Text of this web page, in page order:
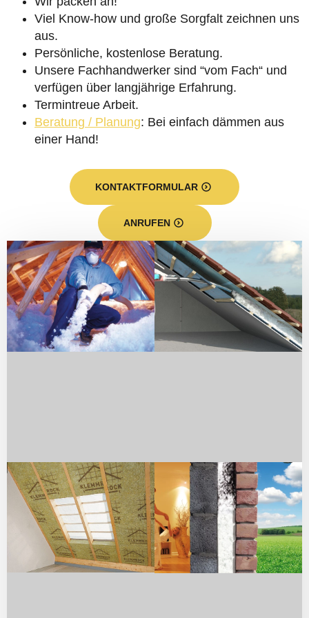
Viel Know-how und große Sorgfalt zeichnen uns
aus.
Persönliche, kostenlose Beratung.
Unsere Fachhandwerker sind “vom Fach“ und
verfügen über langjährige Erfahrung.
Termintreue Arbeit.
Beratung / Planung: Bei einfach dämmen aus
einer Hand!
KONTAKTFORMULAR
ANRUFEN